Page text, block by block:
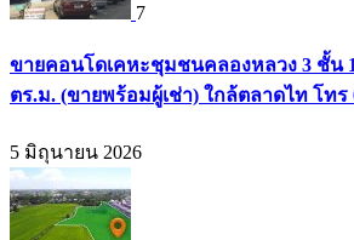
7
ขายคอนโดเคหะชุมชนคลองหลวง 3 ชั้น
ตร.ม. (ขายพร้อมผู้เช่า) ใกล้ตลาดไท โทร
5 มิถุนายน 2026